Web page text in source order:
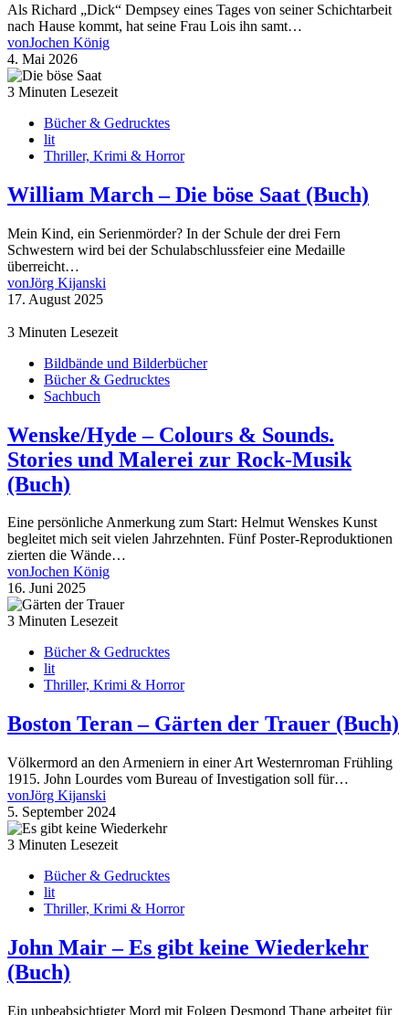
Als Richard „Dick“ Dempsey eines Tages von seiner Schichtarbeit
nach Hause kommt, hat seine Frau Lois ihn samt…
vonJochen König
4. Mai 2026
3 Minuten Lesezeit
Bücher & Gedrucktes
lit
Thriller, Krimi & Horror
William March – Die böse Saat (Buch)
Mein Kind, ein Serienmörder? In der Schule der drei Fern
Schwestern wird bei der Schulabschlussfeier eine Medaille
überreicht…
vonJörg Kijanski
17. August 2025
3 Minuten Lesezeit
Bildbände und Bilderbücher
Bücher & Gedrucktes
Sachbuch
Wenske/Hyde – Colours & Sounds.
Stories und Malerei zur Rock-Musik
(Buch)
Eine persönliche Anmerkung zum Start: Helmut Wenskes Kunst
begleitet mich seit vielen Jahrzehnten. Fünf Poster-Reproduktionen
zierten die Wände…
vonJochen König
16. Juni 2025
3 Minuten Lesezeit
Bücher & Gedrucktes
lit
Thriller, Krimi & Horror
Boston Teran – Gärten der Trauer (Buch)
Völkermord an den Armeniern in einer Art Westernroman Frühling
1915. John Lourdes vom Bureau of Investigation soll für…
vonJörg Kijanski
5. September 2024
3 Minuten Lesezeit
Bücher & Gedrucktes
lit
Thriller, Krimi & Horror
John Mair – Es gibt keine Wiederkehr
(Buch)
Ein unbeabsichtigter Mord mit Folgen Desmond Thane arbeitet für